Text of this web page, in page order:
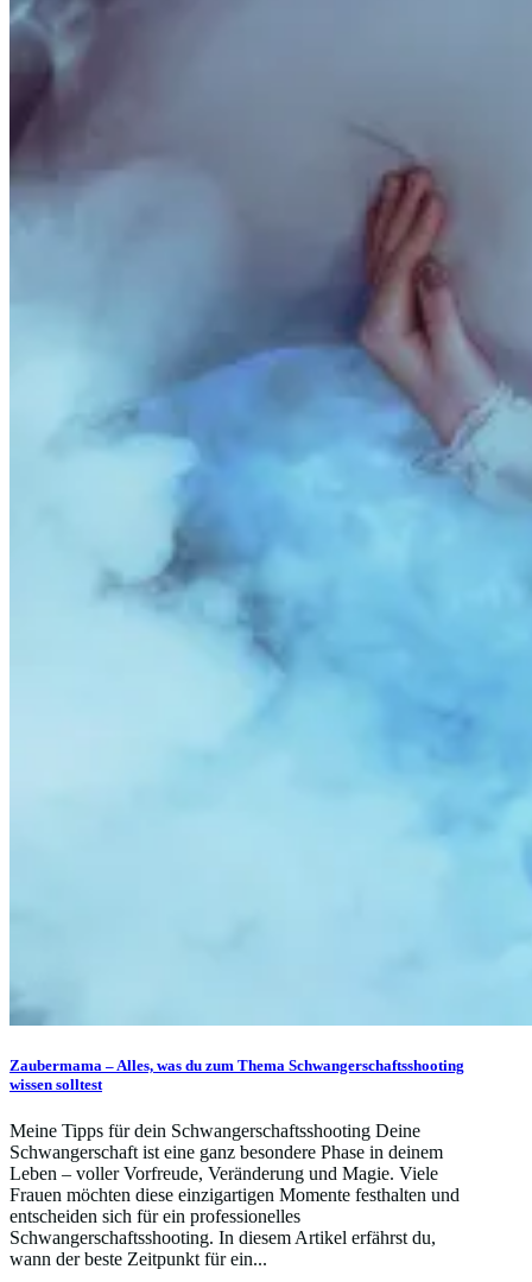
Zaubermama – Alles, was du zum Thema Schwangerschaftsshooting
wissen solltest
Meine Tipps für dein Schwangerschaftsshooting Deine
Schwangerschaft ist eine ganz besondere Phase in deinem
Leben – voller Vorfreude, Veränderung und Magie. Viele
Frauen möchten diese einzigartigen Momente festhalten und
entscheiden sich für ein professionelles
Schwangerschaftsshooting. In diesem Artikel erfährst du,
wann der beste Zeitpunkt für ein...